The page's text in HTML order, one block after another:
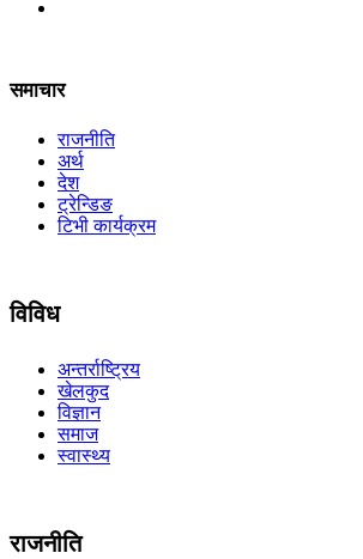
समाचार
राजनीति
अर्थ
देश
ट्रेन्डिङ
टिभी कार्यक्रम
विविध
अन्तर्राष्ट्रिय
खेलकुद
विज्ञान
समाज
स्वास्थ्य
राजनीति